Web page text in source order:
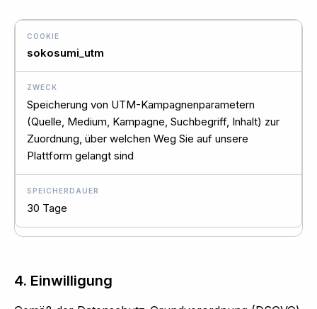
sokosumi_utm
Speicherung von UTM-Kampagnenparametern
(Quelle, Medium, Kampagne, Suchbegriff, Inhalt) zur
Zuordnung, über welchen Weg Sie auf unsere
Plattform gelangt sind
30 Tage
4. Einwilligung